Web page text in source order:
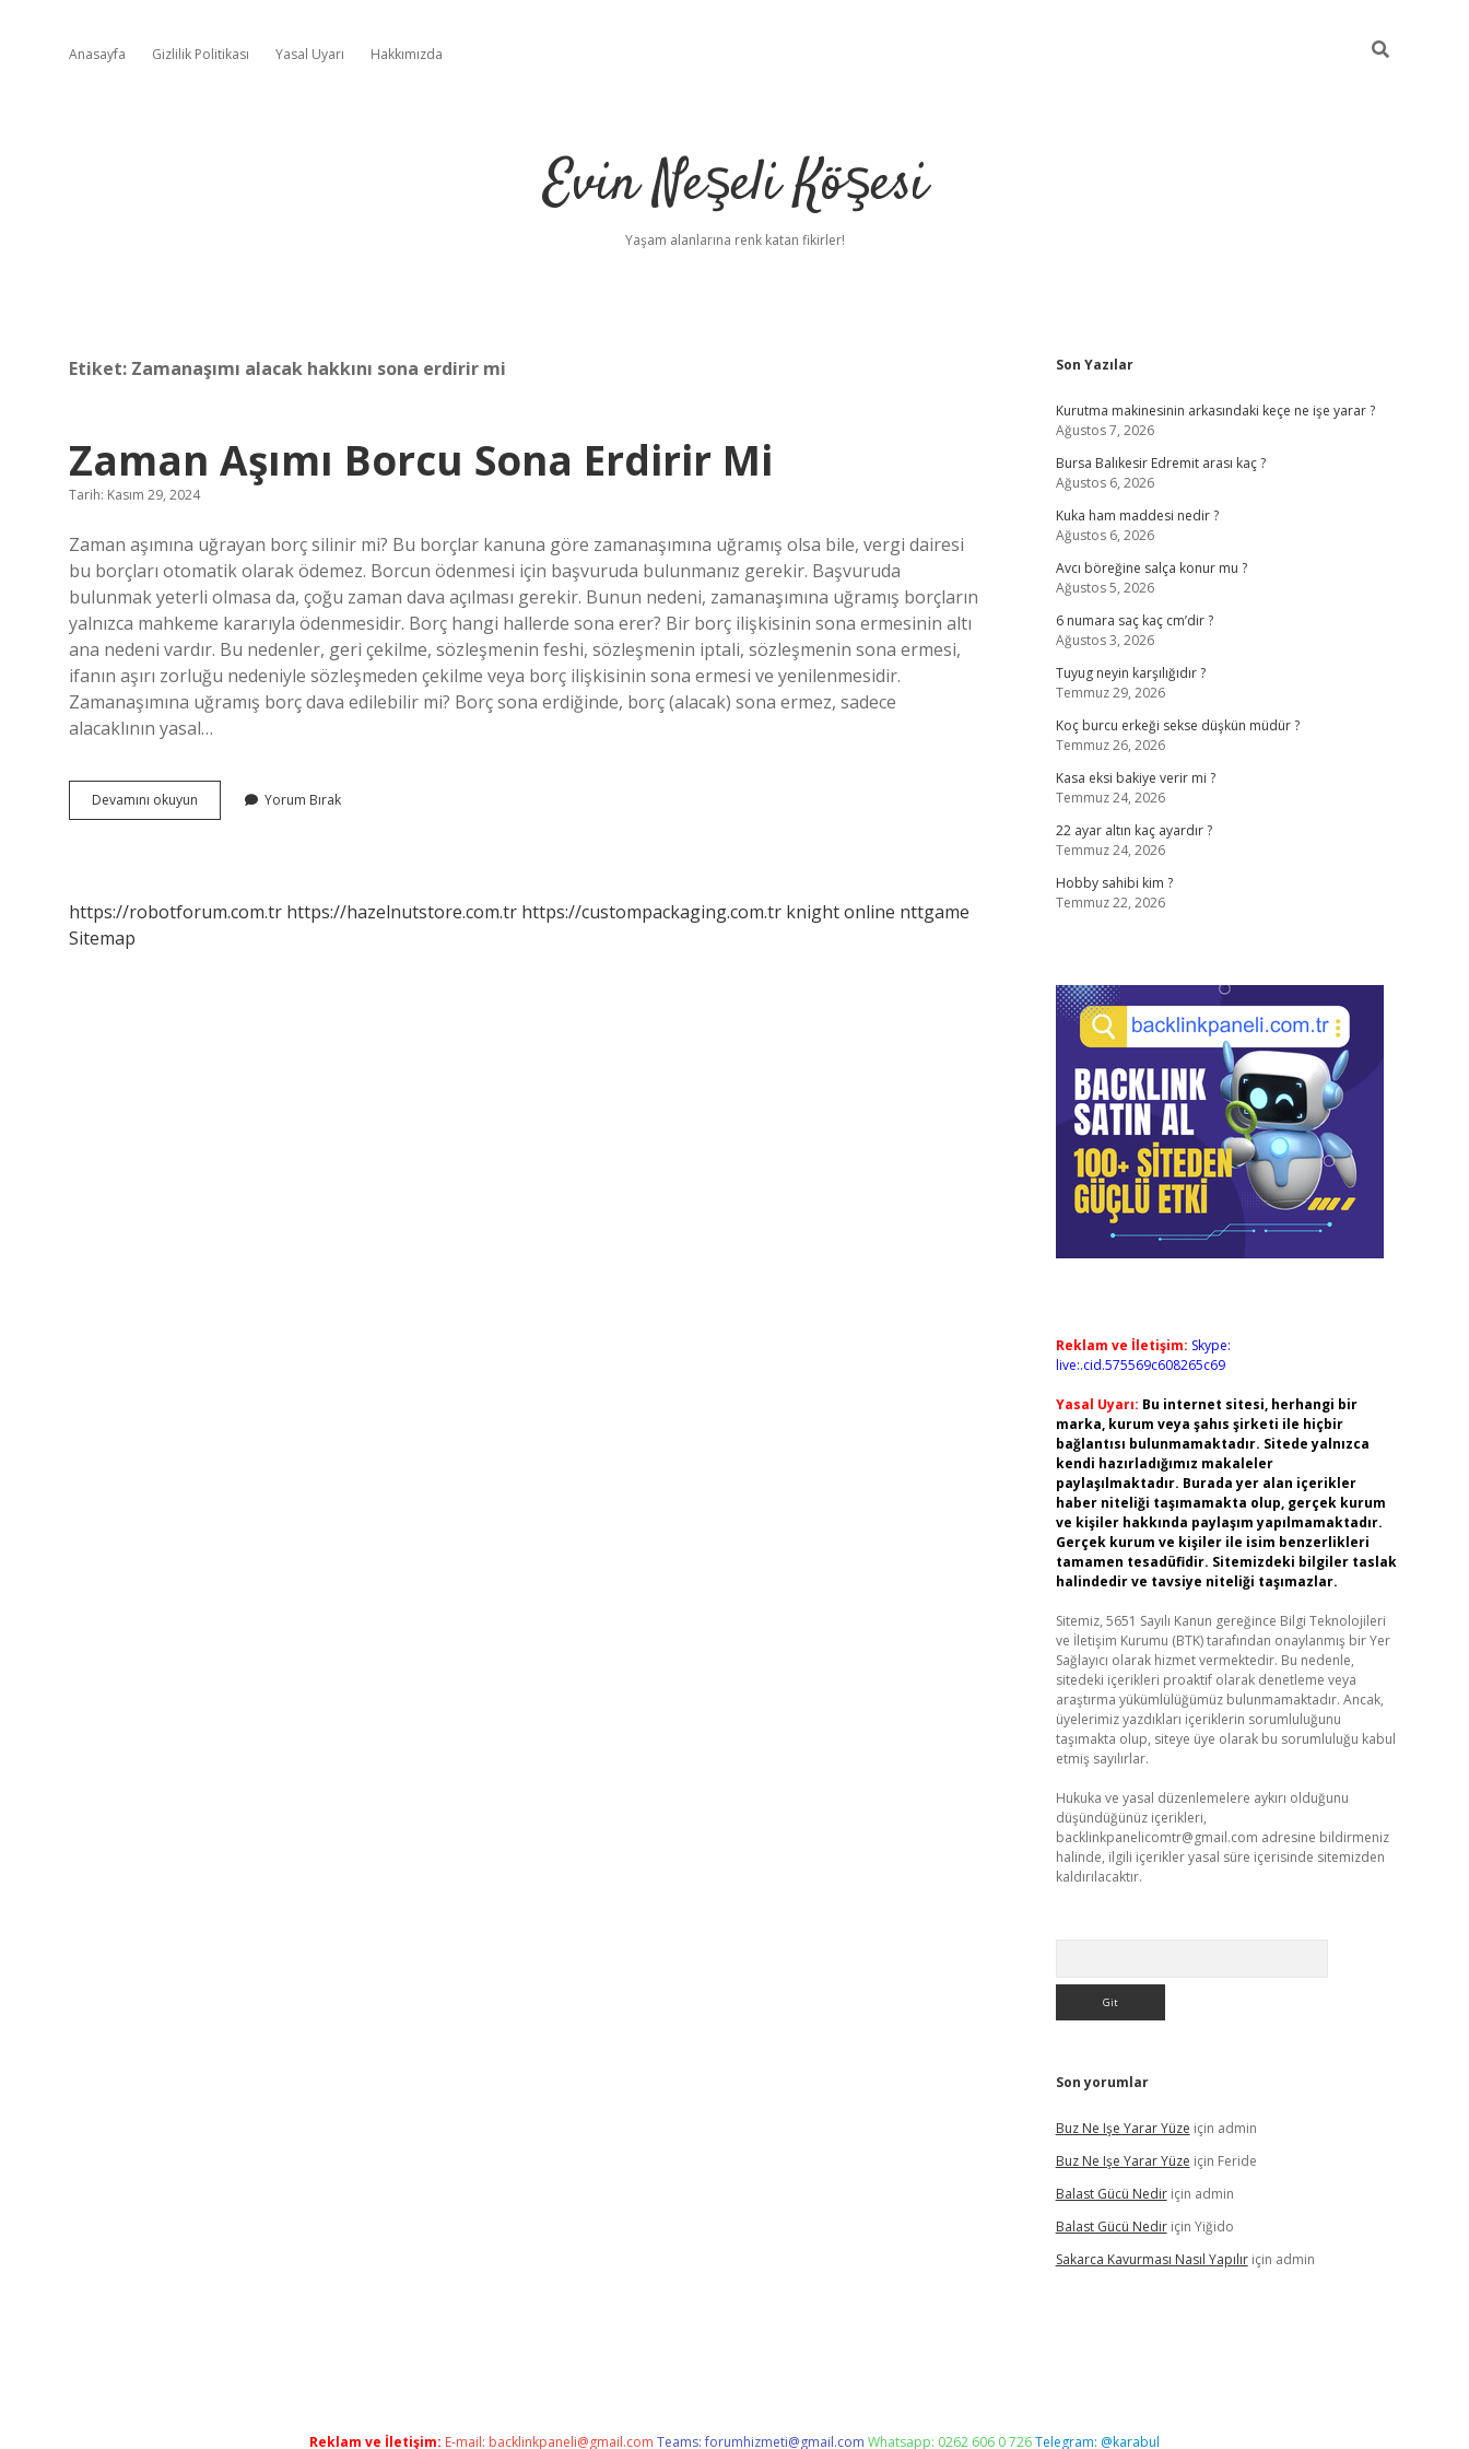
Anasayfa Gizlilik Politikası Yasal Uyarı Hakkımızda
Evin Neşeli Köşesi
Yaşam alanlarına renk katan fikirler!
Etiket: Zamanaşımı alacak hakkını sona erdirir mi
Zaman Aşımı Borcu Sona Erdirir Mi
Tarih: Kasım 29, 2024
Zaman aşımına uğrayan borç silinir mi? Bu borçlar kanuna göre zamanaşımına uğramış olsa bile, vergi dairesi
bu borçları otomatik olarak ödemez. Borcun ödenmesi için başvuruda bulunmanız gerekir. Başvuruda
bulunmak yeterli olmasa da, çoğu zaman dava açılması gerekir. Bunun nedeni, zamanaşımına uğramış borçların
yalnızca mahkeme kararıyla ödenmesidir. Borç hangi hallerde sona erer? Bir borç ilişkisinin sona ermesinin altı
ana nedeni vardır. Bu nedenler, geri çekilme, sözleşmenin feshi, sözleşmenin iptali, sözleşmenin sona ermesi,
ifanın aşırı zorluğu nedeniyle sözleşmeden çekilme veya borç ilişkisinin sona ermesi ve yenilenmesidir.
Zamanaşımına uğramış borç dava edilebilir mi? Borç sona erdiğinde, borç (alacak) sona ermez, sadece
alacaklının yasal…
Devamını okuyun
Aşımı
Yorum Bırak
https://robotforum.com.tr https://hazelnutstore.com.tr https://custompackaging.com.tr knight online nttgame
Sitemap
Sidebar
Son Yazılar
Kurutma makinesinin arkasındaki keçe ne işe yarar ?
Ağustos 7, 2026
Bursa Balıkesir Edremit arası kaç ?
Ağustos 6, 2026
Kuka ham maddesi nedir ?
Ağustos 6, 2026
Avcı böreğine salça konur mu ?
Ağustos 5, 2026
6 numara saç kaç cm’dir ?
Ağustos 3, 2026
Tuyug neyin karşılığıdır ?
Temmuz 29, 2026
Koç burcu erkeği sekse düşkün müdür ?
Temmuz 26, 2026
Kasa eksi bakiye verir mi ?
Temmuz 24, 2026
22 ayar altın kaç ayardır ?
Temmuz 24, 2026
Hobby sahibi kim ?
Temmuz 22, 2026
Reklam ve İletişim: Skype:
live:.cid.575569c608265c69
Yasal Uyarı: Bu internet sitesi, herhangi bir
marka, kurum veya şahıs şirketi ile hiçbir
bağlantısı bulunmamaktadır. Sitede yalnızca
kendi hazırladığımız makaleler
paylaşılmaktadır. Burada yer alan içerikler
haber niteliği taşımamakta olup, gerçek kurum
ve kişiler hakkında paylaşım yapılmamaktadır.
Gerçek kurum ve kişiler ile isim benzerlikleri
tamamen tesadüfidir. Sitemizdeki bilgiler taslak
halindedir ve tavsiye niteliği taşımazlar.
Sitemiz, 5651 Sayılı Kanun gereğince Bilgi Teknolojileri
ve İletişim Kurumu (BTK) tarafından onaylanmış bir Yer
Sağlayıcı olarak hizmet vermektedir. Bu nedenle,
sitedeki içerikleri proaktif olarak denetleme veya
araştırma yükümlülüğümüz bulunmamaktadır. Ancak,
üyelerimiz yazdıkları içeriklerin sorumluluğunu
taşımakta olup, siteye üye olarak bu sorumluluğu kabul
etmiş sayılırlar.
Hukuka ve yasal düzenlemelere aykırı olduğunu
düşündüğünüz içerikleri,
backlinkpanelicomtr@gmail.com adresine bildirmeniz
halinde, ilgili içerikler yasal süre içerisinde sitemizden
kaldırılacaktır.
Son yorumlar
Buz Ne Işe Yarar Yüze için admin
Buz Ne Işe Yarar Yüze için Feride
Balast Gücü Nediriçin admin
Balast Gücü Nediriçin Yiğido
Sakarca Kavurması Nasıl Yapılıriçin admin
Reklam ve İletişim: E-mail: backlinkpaneli@gmail.com Teams:forumhizmeti@gmail.com Whatsapp: 0262 606 0 726Telegram: @karabul